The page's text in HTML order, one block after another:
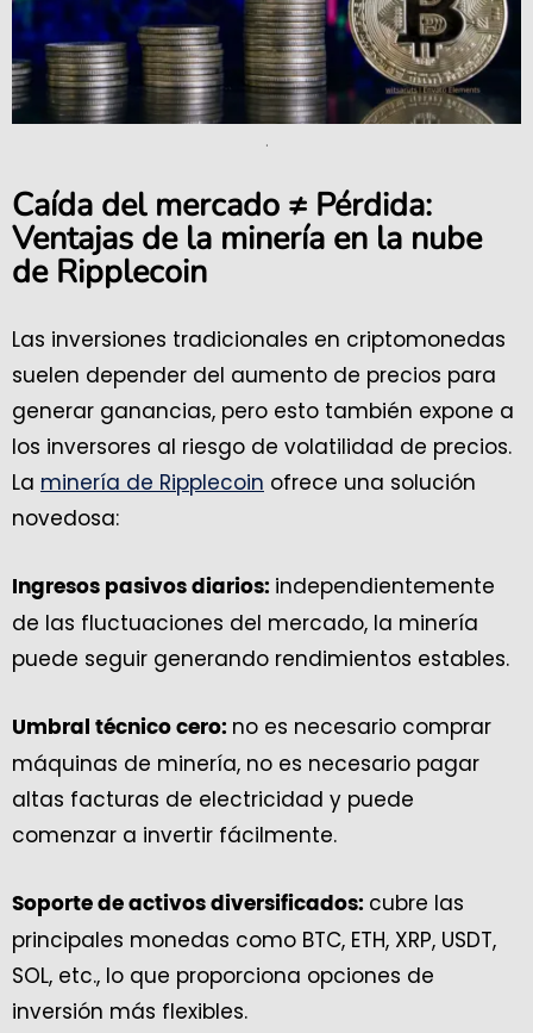
.
Caída del mercado ≠ Pérdida:
Ventajas de la minería en la nube
de Ripplecoin
Las inversiones tradicionales en criptomonedas
suelen depender del aumento de precios para
generar ganancias, pero esto también expone a
los inversores al riesgo de volatilidad de precios.
La minería de Ripplecoin ofrece una solución
novedosa:
Ingresos pasivos diarios: independientemente
de las fluctuaciones del mercado, la minería
puede seguir generando rendimientos estables.
Umbral técnico cero: no es necesario comprar
máquinas de minería, no es necesario pagar
altas facturas de electricidad y puede
comenzar a invertir fácilmente.
Soporte de activos diversificados: cubre las
principales monedas como BTC, ETH, XRP, USDT,
SOL, etc., lo que proporciona opciones de
inversión más flexibles.